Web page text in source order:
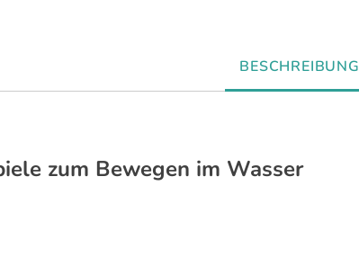
BESCHREIBUNG
zum Bewegen im Wasser